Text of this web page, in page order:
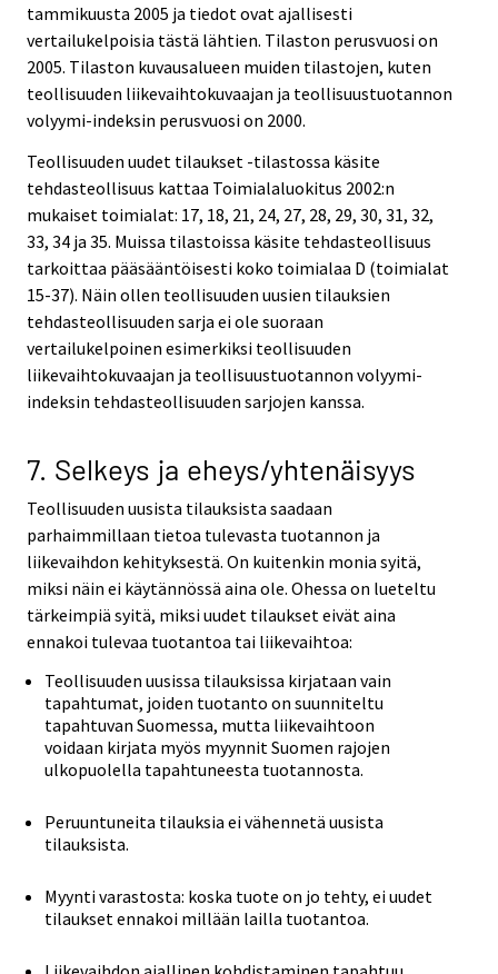
tammikuusta 2005 ja tiedot ovat ajallisesti
vertailukelpoisia tästä lähtien. Tilaston perusvuosi on
2005. Tilaston kuvausalueen muiden tilastojen, kuten
teollisuuden liikevaihtokuvaajan ja teollisuustuotannon
volyymi-indeksin perusvuosi on 2000.
Teollisuuden uudet tilaukset -tilastossa käsite
tehdasteollisuus kattaa Toimialaluokitus 2002:n
mukaiset toimialat: 17, 18, 21, 24, 27, 28, 29, 30, 31, 32,
33, 34 ja 35. Muissa tilastoissa käsite tehdasteollisuus
tarkoittaa pääsääntöisesti koko toimialaa D (toimialat
15-37). Näin ollen teollisuuden uusien tilauksien
tehdasteollisuuden sarja ei ole suoraan
vertailukelpoinen esimerkiksi teollisuuden
liikevaihtokuvaajan ja teollisuustuotannon volyymi-
indeksin tehdasteollisuuden sarjojen kanssa.
7. Selkeys ja eheys/yhtenäisyys
Teollisuuden uusista tilauksista saadaan
parhaimmillaan tietoa tulevasta tuotannon ja
liikevaihdon kehityksestä. On kuitenkin monia syitä,
miksi näin ei käytännössä aina ole. Ohessa on lueteltu
tärkeimpiä syitä, miksi uudet tilaukset eivät aina
ennakoi tulevaa tuotantoa tai liikevaihtoa:
Teollisuuden uusissa tilauksissa kirjataan vain
tapahtumat, joiden tuotanto on suunniteltu
tapahtuvan Suomessa, mutta liikevaihtoon
voidaan kirjata myös myynnit Suomen rajojen
ulkopuolella tapahtuneesta tuotannosta.
Peruuntuneita tilauksia ei vähennetä uusista
tilauksista.
Myynti varastosta: koska tuote on jo tehty, ei uudet
tilaukset ennakoi millään lailla tuotantoa.